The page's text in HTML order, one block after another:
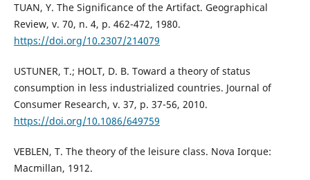
TUAN, Y. The Significance of the Artifact. Geographical
Review, v. 70, n. 4, p. 462-472, 1980.
https://doi.org/10.2307/214079
USTUNER, T.; HOLT, D. B. Toward a theory of status
consumption in less industrialized countries. Journal of
Consumer Research, v. 37, p. 37-56, 2010.
https://doi.org/10.1086/649759
VEBLEN, T. The theory of the leisure class. Nova Iorque:
Macmillan, 1912.